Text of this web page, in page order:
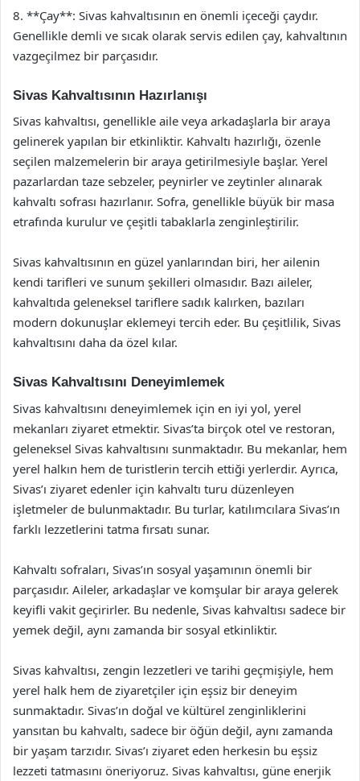
8. **Çay**: Sivas kahvaltısının en önemli içeceği çaydır.
Genellikle demli ve sıcak olarak servis edilen çay, kahvaltının
vazgeçilmez bir parçasıdır.
Sivas Kahvaltısının Hazırlanışı
Sivas kahvaltısı, genellikle aile veya arkadaşlarla bir araya
gelinerek yapılan bir etkinliktir. Kahvaltı hazırlığı, özenle
seçilen malzemelerin bir araya getirilmesiyle başlar. Yerel
pazarlardan taze sebzeler, peynirler ve zeytinler alınarak
kahvaltı sofrası hazırlanır. Sofra, genellikle büyük bir masa
etrafında kurulur ve çeşitli tabaklarla zenginleştirilir.
Sivas kahvaltısının en güzel yanlarından biri, her ailenin
kendi tarifleri ve sunum şekilleri olmasıdır. Bazı aileler,
kahvaltıda geleneksel tariflere sadık kalırken, bazıları
modern dokunuşlar eklemeyi tercih eder. Bu çeşitlilik, Sivas
kahvaltısını daha da özel kılar.
Sivas Kahvaltısını Deneyimlemek
Sivas kahvaltısını deneyimlemek için en iyi yol, yerel
mekanları ziyaret etmektir. Sivas’ta birçok otel ve restoran,
geleneksel Sivas kahvaltısını sunmaktadır. Bu mekanlar, hem
yerel halkın hem de turistlerin tercih ettiği yerlerdir. Ayrıca,
Sivas’ı ziyaret edenler için kahvaltı turu düzenleyen
işletmeler de bulunmaktadır. Bu turlar, katılımcılara Sivas’ın
farklı lezzetlerini tatma fırsatı sunar.
Kahvaltı sofraları, Sivas’ın sosyal yaşamının önemli bir
parçasıdır. Aileler, arkadaşlar ve komşular bir araya gelerek
keyifli vakit geçirirler. Bu nedenle, Sivas kahvaltısı sadece bir
yemek değil, aynı zamanda bir sosyal etkinliktir.
Sivas kahvaltısı, zengin lezzetleri ve tarihi geçmişiyle, hem
yerel halk hem de ziyaretçiler için eşsiz bir deneyim
sunmaktadır. Sivas’ın doğal ve kültürel zenginliklerini
yansıtan bu kahvaltı, sadece bir öğün değil, aynı zamanda
bir yaşam tarzıdır. Sivas’ı ziyaret eden herkesin bu eşsiz
lezzeti tatmasını öneriyoruz. Sivas kahvaltısı, güne enerjik